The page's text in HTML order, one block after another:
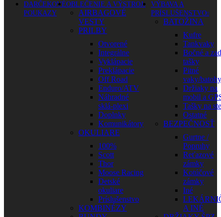
DARČEKOVÉ
POUKAZY
OBLEČENIE A VÝSTROJ
AIRBAGOVÉ
VESTY
PRILBY
Otvorené
Integrálne
Vyklápacie
Preklápacie
Off Road
Enduro/ATV
Náhradné
sklá-plexi
Doplnky
Komunikátory
OKULIARE
100%
Scott
Thor
Moose Racing
Detské
okuliare
Príslušenstvo
KOMBINÉZY
VÝBAVA A
PRÍSLUŠENSTVO
BATOŽINA
Kufre
Tankvaky
Bočné a
tašky
Pitné
vaky/batohy
Držiaky na
mobil a
Tašky na
Ostatné
BEZPEČNOSŤ
Gurtne /
Popruhy
Reťazové
zámky
Kotúčové
zámky
Iné
A INÉ